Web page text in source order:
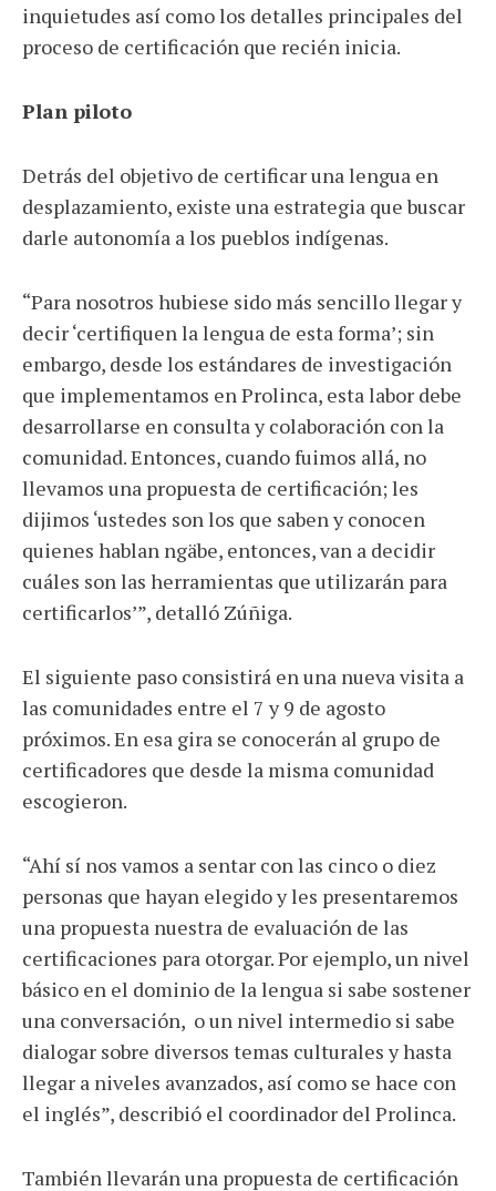
inquietudes así como los detalles principales del
proceso de certificación que recién inicia.
Plan piloto
Detrás del objetivo de certificar una lengua en
desplazamiento, existe una estrategia que buscar
darle autonomía a los pueblos indígenas.
“Para nosotros hubiese sido más sencillo llegar y
decir ‘certifiquen la lengua de esta forma’; sin
embargo, desde los estándares de investigación
que implementamos en Prolinca, esta labor debe
desarrollarse en consulta y colaboración con la
comunidad. Entonces, cuando fuimos allá, no
llevamos una propuesta de certificación; les
dijimos ‘ustedes son los que saben y conocen
quienes hablan ngäbe, entonces, van a decidir
cuáles son las herramientas que utilizarán para
certificarlos’”, detalló Zúñiga.
El siguiente paso consistirá en una nueva visita a
las comunidades entre el 7 y 9 de agosto
próximos. En esa gira se conocerán al grupo de
certificadores que desde la misma comunidad
escogieron.
“Ahí sí nos vamos a sentar con las cinco o diez
personas que hayan elegido y les presentaremos
una propuesta nuestra de evaluación de las
certificaciones para otorgar. Por ejemplo, un nivel
básico en el dominio de la lengua si sabe sostener
una conversación, o un nivel intermedio si sabe
dialogar sobre diversos temas culturales y hasta
llegar a niveles avanzados, así como se hace con
el inglés”, describió el coordinador del Prolinca.
También llevarán una propuesta de certificación